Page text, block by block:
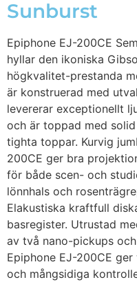
Sunburst
Epiphone EJ-200CE
hyllar den ikoniska
högkvalitet-prestanda
är konstruerad med
levererar exceptionellt
och är toppad med
tighta toppar. Kurvig
200CE ger bra
för både scen- och
lönnhals och
Elakustiska kraftfull
basregister. Utrustad
av två nano-pickups
Epiphone EJ-200CE
och mångsidiga